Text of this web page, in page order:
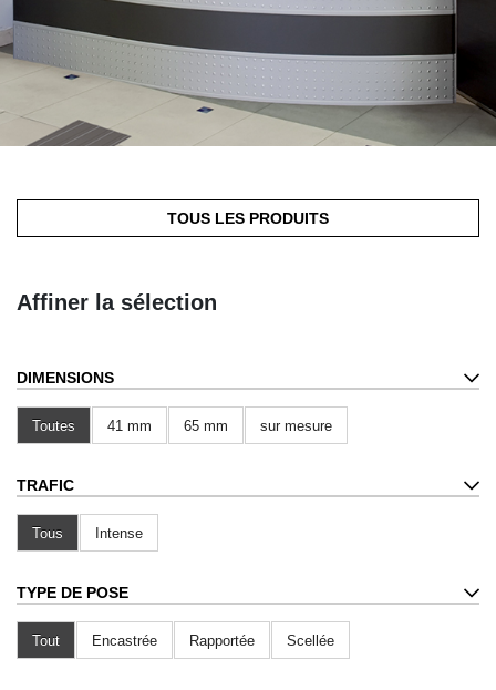
TOUS LES PRODUITS
Affiner la sélection
DIMENSIONS
Toutes 41 mm 65 mm sur mesure
TRAFIC
Tous Intense
TYPE DE POSE
Tout Encastrée Rapportée Scellée